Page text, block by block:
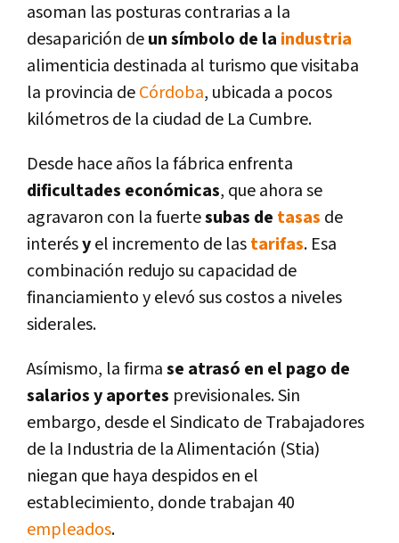
asoman las posturas contrarias a la
desaparición deun sí­mbolo de la industria
alimenticia destinada al turismo que visitaba
la provincia deCórdoba, ubicada a pocos
kilómetros de la ciudad de La Cumbre.
Desde hace años la fábrica enfrenta
dificultades económicas, que ahora se
agravaron con la fuertesubas de tasas de
interésyel incremento de lastarifas. Esa
combinación redujo su capacidad de
financiamiento y elevó sus costos a niveles
siderales.
Así­mismo, la firmase atrasó en el pago de
salarios y aportes previsionales. Sin
embargo, desde el Sindicato de Trabajadores
de la Industria de la Alimentación (Stia)
niegan que haya despidos en el
establecimiento, donde trabajan 40
empleados.